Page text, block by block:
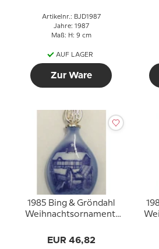
Artikelnr.: BJD1987
Jahre: 1987
Maß: H: 9 cm
AUF LAGER
Zur Ware
1985 Bing & Gröndahl
Weihnachtsornament,
EUR 46,82